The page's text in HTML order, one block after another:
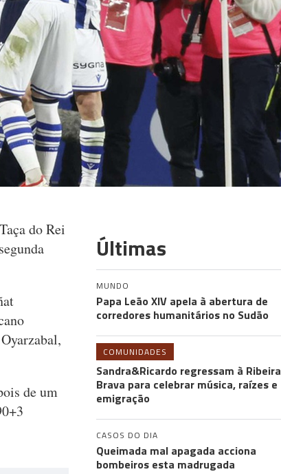
do Rei
de um
Últimas
MUNDO
Papa Leão XIV apela à abertura de
corredores humanitários no Sudão
COMUNIDADES
Sandra&Ricardo regressam à Ribeira
Brava para celebrar música, raízes e
emigração
CASOS DO DIA
Queimada mal apagada acciona
bombeiros esta madrugada